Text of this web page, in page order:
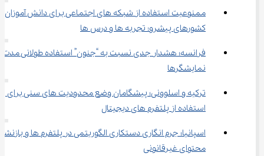
ممنوعیت استفاده از شبکه ‌های اجتماعی برای
کشورهای پیشرو: تجربه‌ ها و درس ‌ها
فرانسه؛ هشدار جدی نسبت به “جنون”
نمایشگرها
ترکیه و اسلوونی؛ پیشگامان وضع محدودیت ‌های سنی برای
استفاده از پلتفرم‌ های دیجیتال
اسپانیا؛ جرم ‌انگاری دستکاری الگوریتمی در پلتفرم‌ ها و
محتوای غیرقانونی